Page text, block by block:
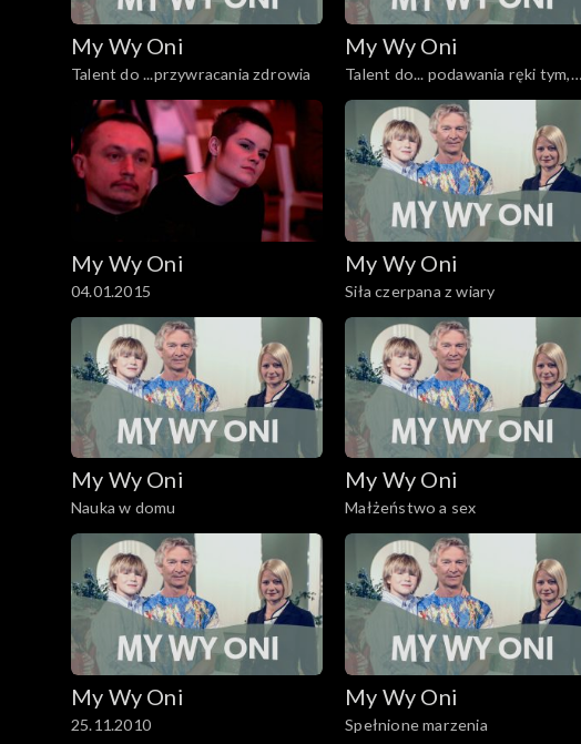
My Wy Oni
Talent do ...przywracania zdrowia
My Wy Oni
Talent do... podawania ręki tym,
którzy upadli
My Wy Oni
04.01.2015
My Wy Oni
Siła czerpana z wiary
My Wy Oni
Nauka w domu
My Wy Oni
Małżeństwo a sex
My Wy Oni
25.11.2010
My Wy Oni
Spełnione marzenia